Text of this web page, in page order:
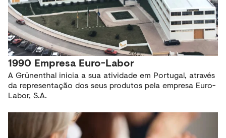
1990 Empresa Euro-Labor
A Grünenthal inicia a sua atividade em Portugal, através
da representação dos seus produtos pela empresa Euro-
Labor, S.A.